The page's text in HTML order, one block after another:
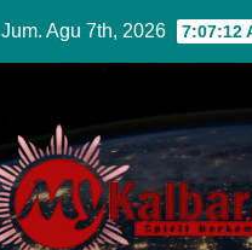
Jum. Agu 7th, 2026 7:07:13